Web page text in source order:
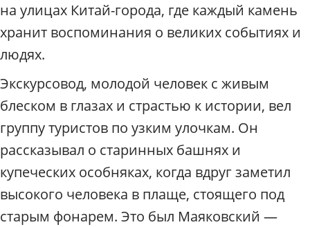
на улицах Китай-города, где каждый камень
хранит воспоминания о великих событиях и
людях.
Экскурсовод, молодой человек с живым
блеском в глазах и страстью к истории, вел
группу туристов по узким улочкам. Он
рассказывал о старинных башнях и
купеческих особняках, когда вдруг заметил
высокого человека в плаще, стоящего под
старым фонарем. Это был Маяковский —